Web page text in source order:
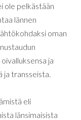
ole pelkästään
lännen
oman
oivalluksensa ja
ja transseista.
eli
länsimaisista